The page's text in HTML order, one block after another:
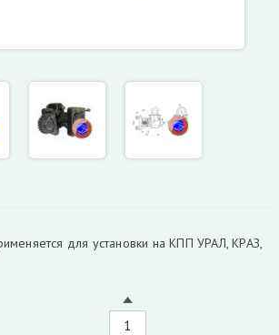
для установки на КПП УРАЛ, КРАЗ,